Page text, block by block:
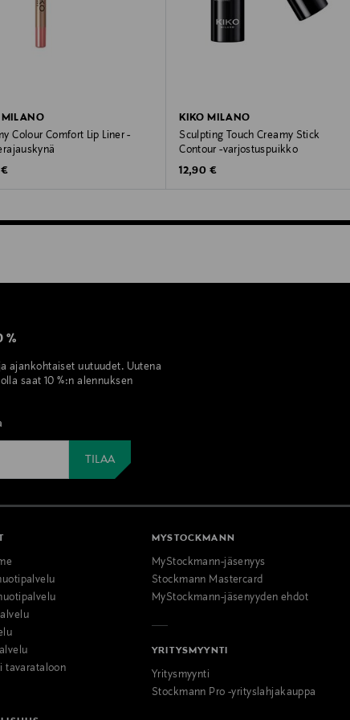
MILANO
Colour Comfort Lip Liner -
Price
KIKO MILANO
Sculpting Touch Creamy Stick
Contour -varjostuspuikko
Original Price
12,90 €
%
ajankohtaiset uutuudet. Uutena
saat 10 %:n alennuksen
tavarataloon
MYSTOCKMANN
MyStockmann-jäsenyys
Stockmann Mastercard
MyStockmann-jäsenyyden ehdot
YRITYSMYYNTI
Yritysmyynti
Stockmann Pro -yrityslahjakauppa